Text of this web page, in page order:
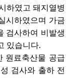
하였고 돼지열병
시하였으며 가금
검사하여 비발생
있습니다.
원료축산물 공급
검사와 출하 전